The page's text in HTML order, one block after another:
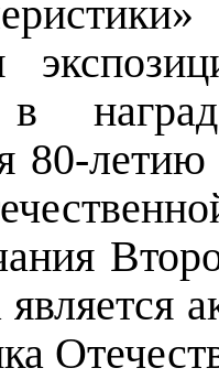
в
80-летию
является